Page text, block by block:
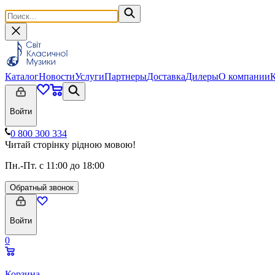
КаталогНовостиУслугиПартнерыДоставкаДилерыО компании
Войти
0 800 300 334
Читай сторінку рідною мовою!
Пн.-Пт. с 11:00 до 18:00
Обратный звонок
Войти
0